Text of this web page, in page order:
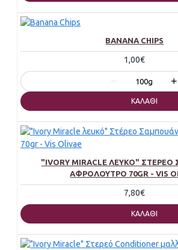
BANANA CHIPS
1,00€
− 100g +
ΚΑΛΆΘΙ
"IVORY MIRACLE ΛΕΥΚΌ"
ΑΦΡΌΛΟΥΤΡΟ 70GR - VIS
7,80€
ΚΑΛΆΘΙ